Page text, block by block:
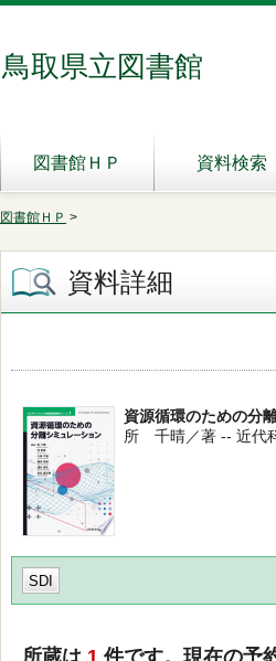
鳥取県立図書館
図書館ＨＰ 資料検索
図書館ＨＰ >
資料詳細
資源循環のための分
所 千晴／著 -- 近代
SDI
所蔵は 1 件です。現在の予